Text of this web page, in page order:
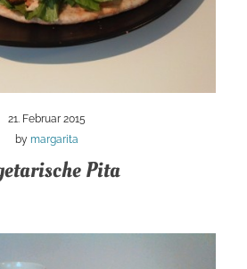
21. Februar 2015
by margarita
Pita